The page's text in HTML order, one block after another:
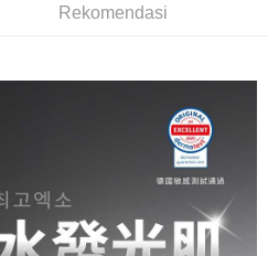
anda sebelum anda menerima
ada anda menerima pesanan.
kali pertama boleh sehingga
yang diluluskan akan berdasarkan
oleh AFTEE.
mestilah lebih besar daripada NT$20.
ahli Taiwan.
percuma untuk pesanan
percuma untuk pesanan
percuma untuk pesanan
Rekomendasi